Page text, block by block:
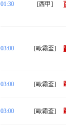
01:30 [西甲]
03:00 [歐霸盃]
03:00 [歐霸盃]
03:00 [歐霸盃]